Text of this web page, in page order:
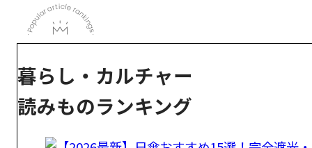
暮らし・カルチャー
読みものランキング